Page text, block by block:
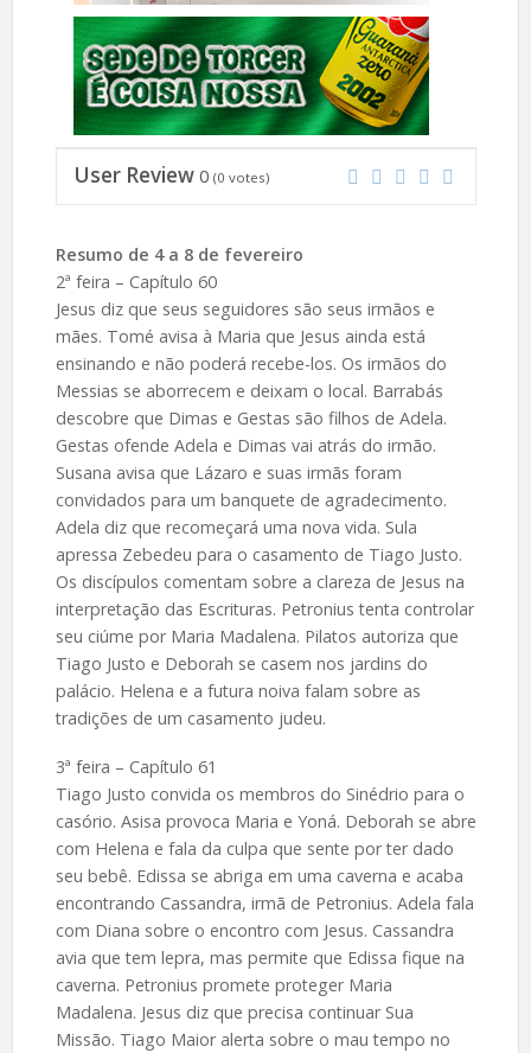
User Review 0 (0 votes)
Resumo de 4 a 8 de fevereiro
2ª feira – Capítulo 60
Jesus diz que seus seguidores são seus irmãos e
mães. Tomé avisa à Maria que Jesus ainda está
ensinando e não poderá recebe-los. Os irmãos do
Messias se aborrecem e deixam o local. Barrabás
descobre que Dimas e Gestas são filhos de Adela.
Gestas ofende Adela e Dimas vai atrás do irmão.
Susana avisa que Lázaro e suas irmãs foram
convidados para um banquete de agradecimento.
Adela diz que recomeçará uma nova vida. Sula
apressa Zebedeu para o casamento de Tiago Justo.
Os discípulos comentam sobre a clareza de Jesus na
interpretação das Escrituras. Petronius tenta controlar
seu ciúme por Maria Madalena. Pilatos autoriza que
Tiago Justo e Deborah se casem nos jardins do
palácio. Helena e a futura noiva falam sobre as
tradições de um casamento judeu.
3ª feira – Capítulo 61
Tiago Justo convida os membros do Sinédrio para o
casório. Asisa provoca Maria e Yoná. Deborah se abre
com Helena e fala da culpa que sente por ter dado
seu bebê. Edissa se abriga em uma caverna e acaba
encontrando Cassandra, irmã de Petronius. Adela fala
com Diana sobre o encontro com Jesus. Cassandra
avia que tem lepra, mas permite que Edissa fique na
caverna. Petronius promete proteger Maria
Madalena. Jesus diz que precisa continuar Sua
Missão. Tiago Maior alerta sobre o mau tempo no